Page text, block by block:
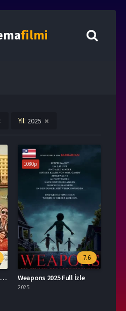
filmi
Yıl: 2025
O Agente Secreto Türkçe Dublaj İzle
1080p
7.6
Weapons 2025 Full İzle
2025